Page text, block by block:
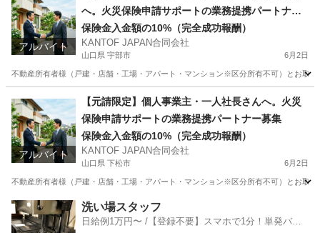
アルバイト
へ。火災保険申請サポートの業務提携パートナー
募集
保険金入金額の10%（完全成功報酬）
KANTOF JAPAN合同会社
山口県 宇部市 6月2日
不動産所有者様（戸建・店舗・工場・アパート・マンション※区分所有不可）とお取
その他 火災保険
アルバイト
【元請限定】個人事業主・一人社長さんへ。火災
保険申請サポートの業務提携パートナー募集
保険金入金額の10%（完全成功報酬）
KANTOF JAPAN合同会社
山口県 下松市 6月2日
不動産所有者様（戸建・店舗・工場・アパート・マンション※区分所有不可）とお取
山口 下松市 その他 火災保険
洗い場スタッフ
日給例1万円〜 /【登録不要】スマホで1分！単発バイ